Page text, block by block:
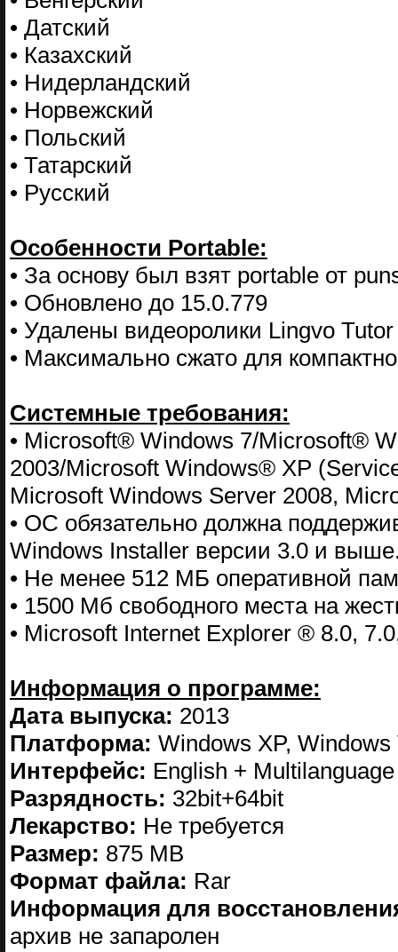
• Датский
• Казахский
• Нидерландский
• Норвежский
• Польский
• Татарский
• Русский
Особенности Portable:
• За основу был взят portable от
• Обновлено до 15.0.779
• Удалены видеоролики Lingvo Tutor
• Максимально сжато для
Системные требования:
• Microsoft® Windows 7/Microsoft®
2003/Microsoft Windows® XP
Microsoft Windows Server 2008,
• ОС обязательно должна
Windows Installer версии 3.0 и
• Не менее 512 МБ оперативной
• 1500 Мб свободного места на
• Microsoft Internet Explorer ® 8.0,
Информация о программе:
Дата выпуска: 2013
Платформа: Windows XP,
Интерфейс: English +
Разрядность: 32bit+64bit
Лекарство: Не требуется
Размер: 875 MB
Формат файла: Rar
Информация для
архив не запаролен